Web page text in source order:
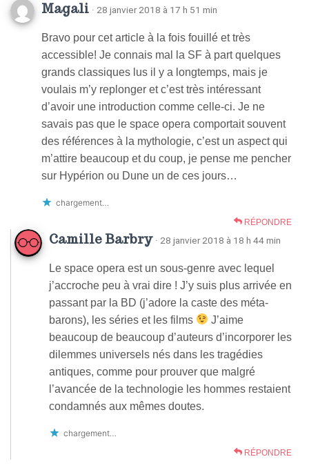
Magali · 28 janvier 2018 à 17 h 51 min
Bravo pour cet article à la fois fouillé et très
accessible! Je connais mal la SF à part quelques
grands classiques lus il y a longtemps, mais je
voulais m’y replonger et c’est très intéressant
d’avoir une introduction comme celle-ci. Je ne
savais pas que le space opera comportait souvent
des références à la mythologie, c’est un aspect qui
m’attire beaucoup et du coup, je pense me pencher
sur Hypérion ou Dune un de ces jours…
chargement…
RÉPONDRE
Camille Barbry · 28 janvier 2018 à 18 h 44 min
Le space opera est un sous-genre avec lequel
j’accroche peu à vrai dire ! J’y suis plus arrivée en
passant par la BD (j’adore la caste des méta-
barons), les séries et les films
J’aime
beaucoup de beaucoup d’auteurs d’incorporer les
dilemmes universels nés dans les tragédies
antiques, comme pour prouver que malgré
l’avancée de la technologie les hommes restaient
condamnés aux mêmes doutes.
chargement…
RÉPONDRE